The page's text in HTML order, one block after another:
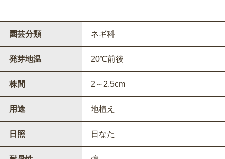
園芸分類 ネギ科
発芽地温 20℃前後
株間 2～2.5cm
用途 地植え
日照 日なた